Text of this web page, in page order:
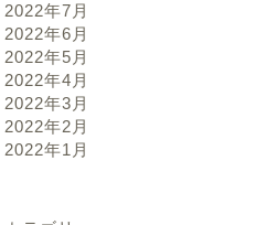
2022年7月
2022年6月
2022年5月
2022年4月
2022年3月
2022年2月
2022年1月